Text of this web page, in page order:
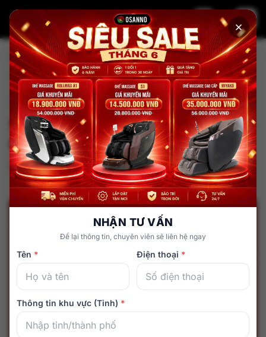
Trang chủ
Tin tức
So sánh ghế Massage 3D và 4D: có gì khác nhau? Nên mua
loại nào?
Kiến thức về ghế Massage
So sánh ghế Massage 3D và 4D: có
gì khác nhau? Nên mua loại nào?
admin14 tháng 10, 2025
NHẬN TƯ VẤN
Để lại thông tin, chuyên viên sẽ liên hệ ngay
Tên * Điện thoại *
Thông tin khu vực (Tỉnh) *